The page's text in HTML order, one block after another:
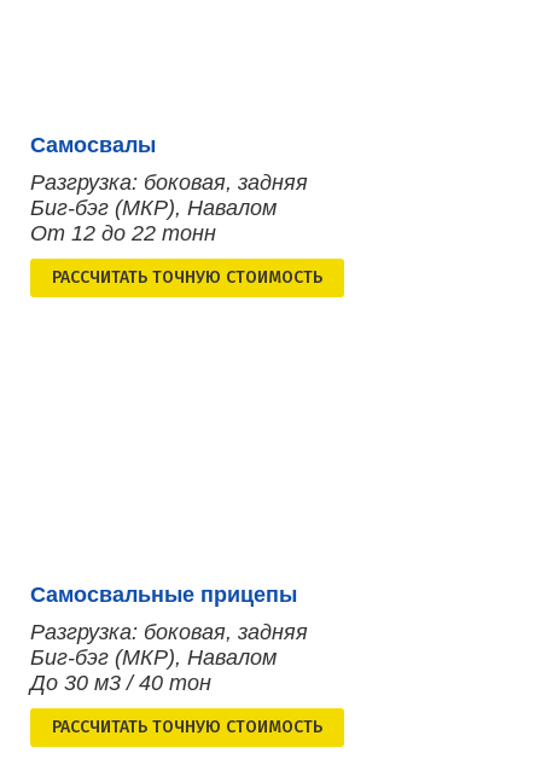
Самосвалы
Разгрузка: боковая, задняя
Биг-бэг (МКР), Навалом
От 12 до 22 тонн
РАСCЧИТАТЬ ТОЧНУЮ СТОИМОСТЬ
Самосвальные прицепы
Разгрузка: боковая, задняя
Биг-бэг (МКР), Навалом
До 30 м3 / 40 тон
РАСCЧИТАТЬ ТОЧНУЮ СТОИМОСТЬ